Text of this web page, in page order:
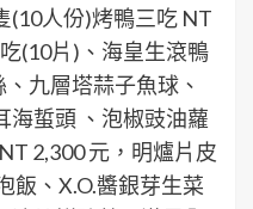
(10人份)烤鴨三吃 NT
(10片)、海皇生滾鴨
九層塔蒜子魚球、
海蜇頭 、泡椒豉油蘿
2,300 元，明爐片皮
飯、X.O.醬銀芽生菜